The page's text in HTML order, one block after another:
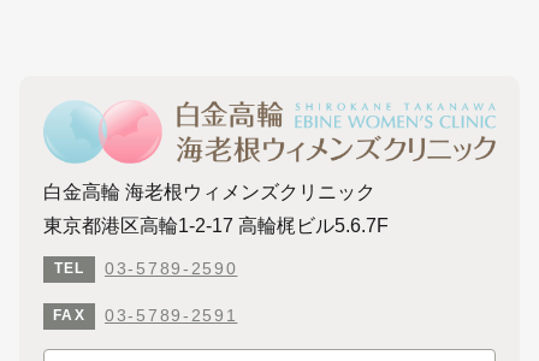
白金高輪 海老根ウィメンズクリニック
東京都港区高輪1-2-17 高輪梶ビル5.6.7F
TEL 03-5789-2590
FAX 03-5789-2591